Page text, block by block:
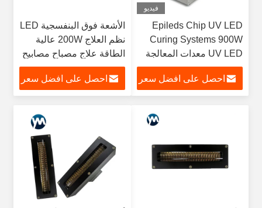
فيديو
Epileds Chip UV LED
Curing Systems 900W
UV LED معدات المعالجة
احصل على افضل سعر
الأشعة فوق البنفسجية LED
نظم العلاج 200W عالية
الطاقة علاج مصباح مصابيح
الأشعة فوق البنفسجية
المبرد مصباح الأشعة فوق
البنفسجية
احصل على افضل سعر